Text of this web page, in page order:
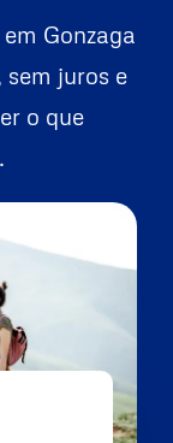
Gonzaga
sem juros e
o que